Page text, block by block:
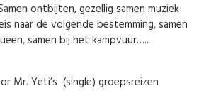
ontbijten, gezellig samen muziek
naar de volgende bestemming, samen
samen bij het kampvuur…..
Mr. Yeti’s (single) groepsreizen